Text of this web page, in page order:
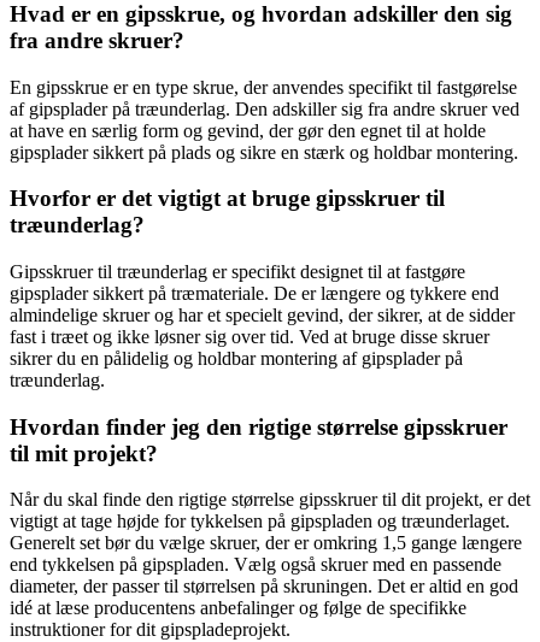
Hvad er en gipsskrue, og hvordan adskiller den sig
fra andre skruer?
En gipsskrue er en type skrue, der anvendes specifikt til fastgørelse
af gipsplader på træunderlag. Den adskiller sig fra andre skruer ved
at have en særlig form og gevind, der gør den egnet til at holde
gipsplader sikkert på plads og sikre en stærk og holdbar montering.
Hvorfor er det vigtigt at bruge gipsskruer til
træunderlag?
Gipsskruer til træunderlag er specifikt designet til at fastgøre
gipsplader sikkert på træmateriale. De er længere og tykkere end
almindelige skruer og har et specielt gevind, der sikrer, at de sidder
fast i træet og ikke løsner sig over tid. Ved at bruge disse skruer
sikrer du en pålidelig og holdbar montering af gipsplader på
træunderlag.
Hvordan finder jeg den rigtige størrelse gipsskruer
til mit projekt?
Når du skal finde den rigtige størrelse gipsskruer til dit projekt, er det
vigtigt at tage højde for tykkelsen på gipspladen og træunderlaget.
Generelt set bør du vælge skruer, der er omkring 1,5 gange længere
end tykkelsen på gipspladen. Vælg også skruer med en passende
diameter, der passer til størrelsen på skruningen. Det er altid en god
idé at læse producentens anbefalinger og følge de specifikke
instruktioner for dit gipspladeprojekt.